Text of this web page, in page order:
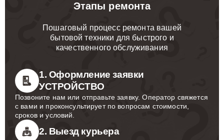
Этапы ремонта
Пошаговый процесс ремонта вашей
бытовой техники для быстрого и
качественного обслуживания
1. Оформление заявки
УСТРОЙСТВО
Позвоните нам или отправьте заявку. Оператор свяжется
с вами и проконсультирует по вопросам стоимости,
сроков и условий.
2. Выезд курьера